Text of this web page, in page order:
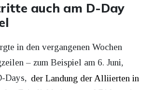
auch am D-Day
in den vergangenen Wochen
– zum Beispiel am 6. Juni,
Days, der Landung der Alliierten in